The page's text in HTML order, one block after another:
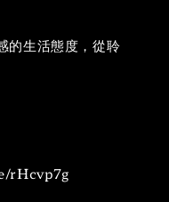
的生活態度，從聆
rHcvp7g